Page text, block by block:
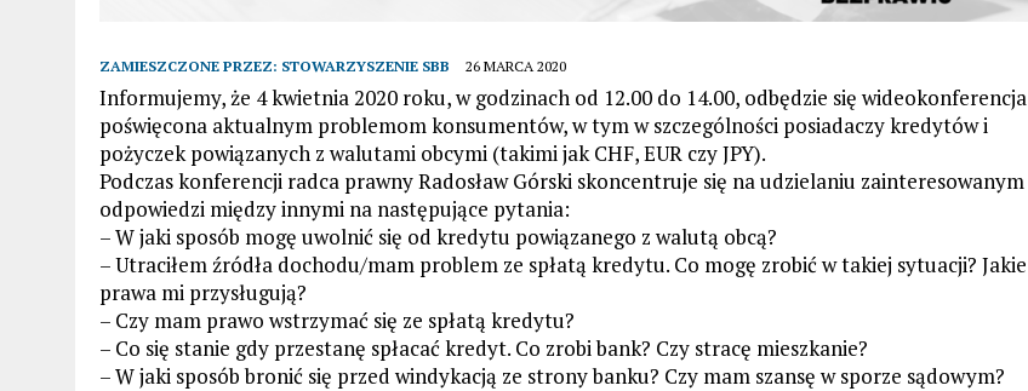
ZAMIESZCZONE PRZEZ: STOWARZYSZENIE SBB 26 MARCA 2020
Informujemy, że 4 kwietnia 2020 roku, w godzinach od 12.00 do 14.00, odbędzie się wideokonferencja
poświęcona aktualnym problemom konsumentów, w tym w szczególności posiadaczy kredytów i
pożyczek powiązanych z walutami obcymi (takimi jak CHF, EUR czy JPY).
Podczas konferencji radca prawny Radosław Górski skoncentruje się na udzielaniu zainteresowanym
odpowiedzi między innymi na następujące pytania:
– W jaki sposób mogę uwolnić się od kredytu powiązanego z walutą obcą?
– Utraciłem źródła dochodu/mam problem ze spłatą kredytu. Co mogę zrobić w takiej sytuacji? Jakie
prawa mi przysługują?
– Czy mam prawo wstrzymać się ze spłatą kredytu?
– Co się stanie gdy przestanę spłacać kredyt. Co zrobi bank? Czy stracę mieszkanie?
– W jaki sposób bronić się przed windykacją ze strony banku? Czy mam szansę w sporze sądowym?